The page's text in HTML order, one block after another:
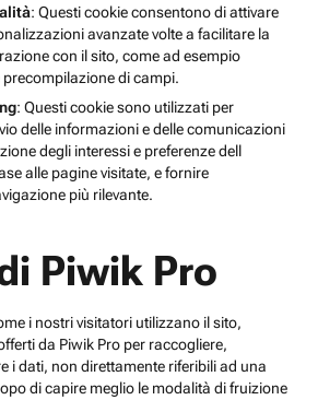
: Questi cookie consentono di attivare
avanzate volte a facilitare la
con il sito, come ad esempio
precompilazione di campi.
: Questi cookie sono utilizzati per
delle informazioni e delle comunicazioni
degli interessi e preferenze dell
alle pagine visitate, e fornire
più rilevante.
Piwik Pro
i nostri visitatori utilizzano il sito,
da Piwik Pro per raccogliere,
i dati, non direttamente riferibili ad una
di capire meglio le modalità di fruizione